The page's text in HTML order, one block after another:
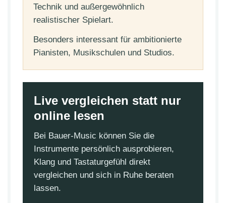
Technik und außergewöhnlich
realistischer Spielart.
Besonders interessant für ambitionierte
Pianisten, Musikschulen und Studios.
Live vergleichen statt nur
online lesen
Bei Bauer-Music können Sie die
Instrumente persönlich ausprobieren,
Klang und Tastaturgefühl direkt
vergleichen und sich in Ruhe beraten
lassen.